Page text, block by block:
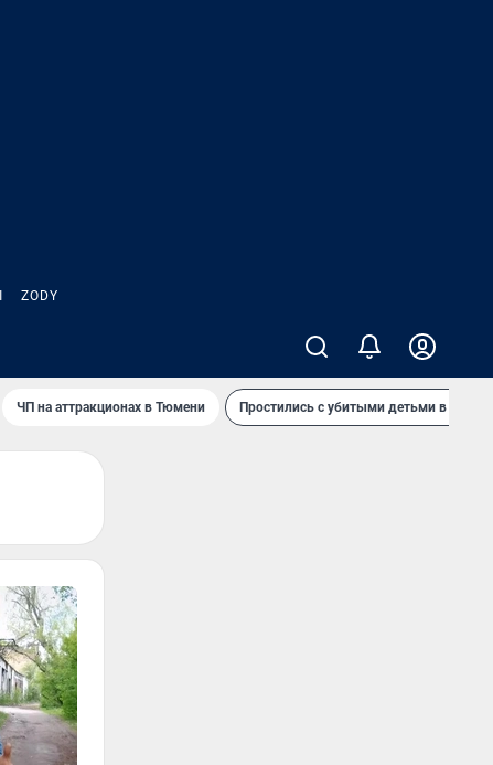
ZODY
ЧП на аттракционах в Тюмени Простились с убитыми детьми в